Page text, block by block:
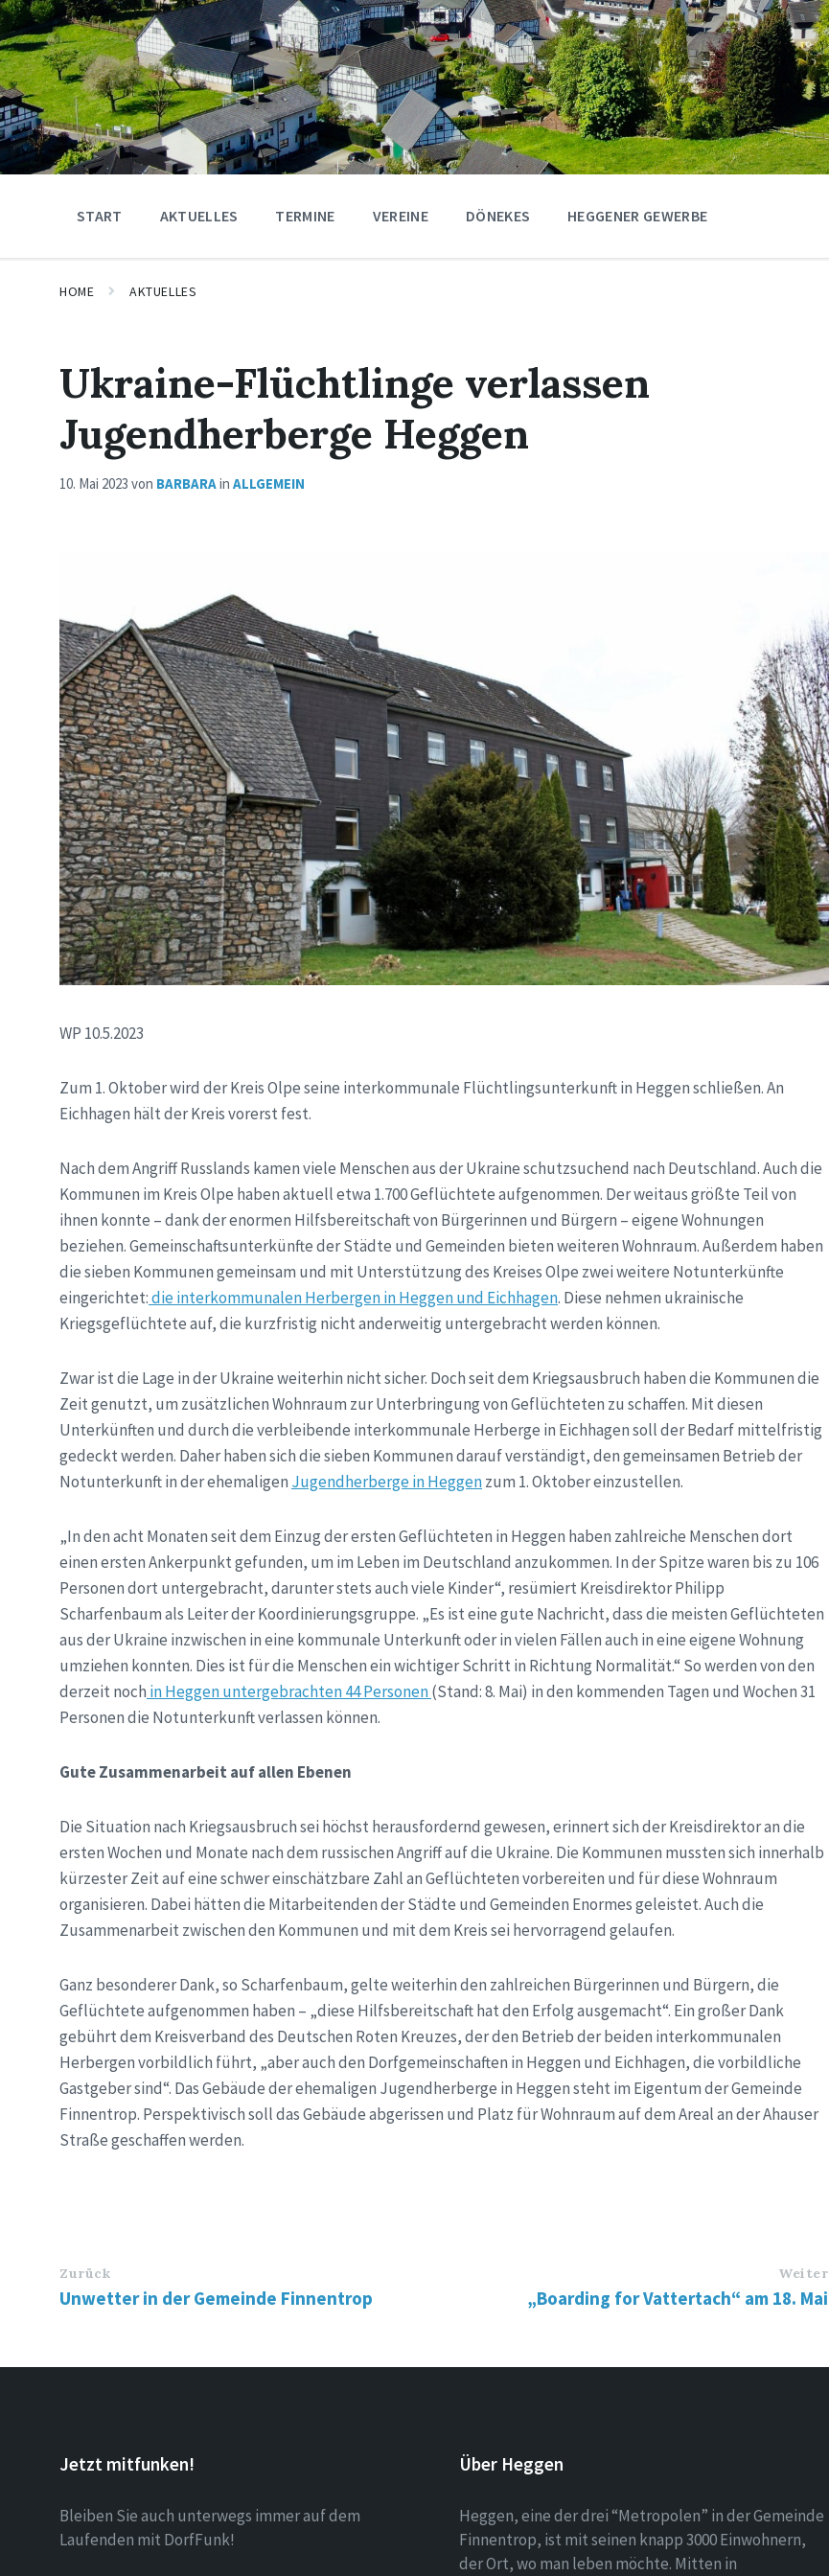
START AKTUELLES TERMINE VEREINE DÖNEKES HEGGENER GEWERBE
HOME AKTUELLES
Ukraine-Flüchtlinge verlassen
Jugendherberge Heggen
10. Mai 2023 von BARBARAin ALLGEMEIN
WP 10.5.2023
Zum 1. Oktober wird der Kreis Olpe seine interkommunale Flüchtlingsunterkunft in Heggen schließen. An
Eichhagen hält der Kreis vorerst fest.
Nach dem Angriff Russlands kamen viele Menschen aus der Ukraine schutzsuchend nach Deutschland. Auch die
Kommunen im Kreis Olpe haben aktuell etwa 1.700 Geflüchtete aufgenommen. Der weitaus größte Teil von
ihnen konnte – dank der enormen Hilfsbereitschaft von Bürgerinnen und Bürgern – eigene Wohnungen
beziehen. Gemeinschaftsunterkünfte der Städte und Gemeinden bieten weiteren Wohnraum. Außerdem haben
die sieben Kommunen gemeinsam und mit Unterstützung des Kreises Olpe zwei weitere Notunterkünfte
eingerichtet:die interkommunalen Herbergen in Heggen und Eichhagen. Diese nehmen ukrainische
Kriegsgeflüchtete auf, die kurzfristig nicht anderweitig untergebracht werden können.
Zwar ist die Lage in der Ukraine weiterhin nicht sicher. Doch seit dem Kriegsausbruch haben die Kommunen die
Zeit genutzt, um zusätzlichen Wohnraum zur Unterbringung von Geflüchteten zu schaffen. Mit diesen
Unterkünften und durch die verbleibende interkommunale Herberge in Eichhagen soll der Bedarf mittelfristig
gedeckt werden. Daher haben sich die sieben Kommunen darauf verständigt, den gemeinsamen Betrieb der
Notunterkunft in der ehemaligen Jugendherberge in Heggenzum 1. Oktober einzustellen.
„In den acht Monaten seit dem Einzug der ersten Geflüchteten in Heggen haben zahlreiche Menschen dort
einen ersten Ankerpunkt gefunden, um im Leben im Deutschland anzukommen. In der Spitze waren bis zu 106
Personen dort untergebracht, darunter stets auch viele Kinder“, resümiert Kreisdirektor Philipp
Scharfenbaum als Leiter der Koordinierungsgruppe. „Es ist eine gute Nachricht, dass die meisten Geflüchteten
aus der Ukraine inzwischen in eine kommunale Unterkunft oder in vielen Fällen auch in eine eigene Wohnung
umziehen konnten. Dies ist für die Menschen ein wichtiger Schritt in Richtung Normalität.“ So werden von den
derzeit noch in Heggen untergebrachten 44 Personen(Stand: 8. Mai) in den kommenden Tagen und Wochen 31
Personen die Notunterkunft verlassen können.
Gute Zusammenarbeit auf allen Ebenen
Die Situation nach Kriegsausbruch sei höchst herausfordernd gewesen, erinnert sich der Kreisdirektor an die
ersten Wochen und Monate nach dem russischen Angriff auf die Ukraine. Die Kommunen mussten sich innerhalb
kürzester Zeit auf eine schwer einschätzbare Zahl an Geflüchteten vorbereiten und für diese Wohnraum
organisieren. Dabei hätten die Mitarbeitenden der Städte und Gemeinden Enormes geleistet. Auch die
Zusammenarbeit zwischen den Kommunen und mit dem Kreis sei hervorragend gelaufen.
Ganz besonderer Dank, so Scharfenbaum, gelte weiterhin den zahlreichen Bürgerinnen und Bürgern, die
Geflüchtete aufgenommen haben – „diese Hilfsbereitschaft hat den Erfolg ausgemacht“. Ein großer Dank
gebührt dem Kreisverband des Deutschen Roten Kreuzes, der den Betrieb der beiden interkommunalen
Herbergen vorbildlich führt, „aber auch den Dorfgemeinschaften in Heggen und Eichhagen, die vorbildliche
Gastgeber sind“. Das Gebäude der ehemaligen Jugendherberge in Heggen steht im Eigentum der Gemeinde
Finnentrop. Perspektivisch soll das Gebäude abgerissen und Platz für Wohnraum auf dem Areal an der Ahauser
Straße geschaffen werden.
Zurück
Unwetter in der Gemeinde Finnentrop
Weiter
„Boarding for Vattertach“ am 18. Mai
Jetzt mitfunken!
Bleiben Sie auch unterwegs immer auf dem
Laufenden mit DorfFunk!
Über Heggen
Heggen, eine der drei “Metropolen” in der Gemeinde
Finnentrop, ist mit seinen knapp 3000 Einwohnern,
der Ort, wo man leben möchte. Mitten in